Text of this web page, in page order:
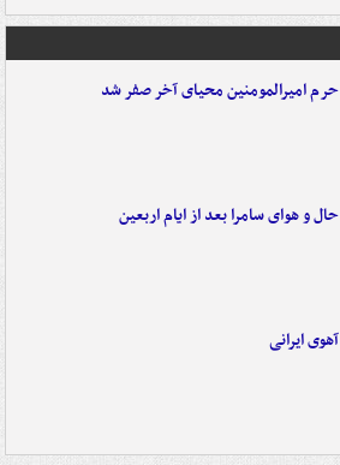
حرم امیرالمومنین محیای آخر صفر شد
حال و هوای سامرا بعد از ایام اربعین
آهوی ایرانی